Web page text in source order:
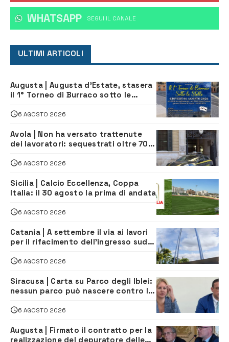
WHATSAPP ‎SEGUI IL CANALE
ULTIMI ARTICOLI
Augusta | Augusta d’Estate, stasera
il 1° Torneo di Burraco sotto le
6 AGOSTO 2026
Avola | Non ha versato trattenute
dei lavoratori: sequestrati oltre 700
climatizzazione
6 AGOSTO 2026
Sicilia | Calcio Eccellenza, Coppa
Italia: il 30 agosto la prima di andata
6 AGOSTO 2026
Catania | A settembre il via ai lavori
per il rifacimento dell’ingresso sud
6 AGOSTO 2026
Siracusa | Carta su Parco degli Iblei:
nessun parco può nascere contro le
6 AGOSTO 2026
Augusta | Firmato il contratto per la
realizzazione del depuratore delle